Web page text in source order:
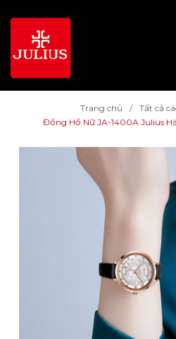
Trang chủ
Tất cả
Đồng Hồ Nữ JA-1400A Julius